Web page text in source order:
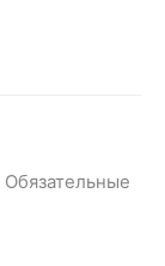
Обязательные